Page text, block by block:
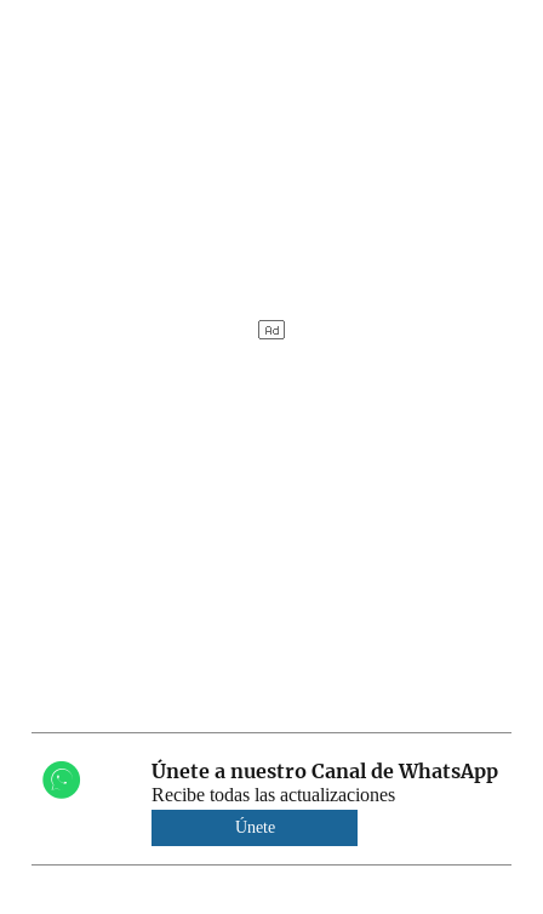
Únete a nuestro Canal de WhatsApp
Recibe todas las actualizaciones
Únete